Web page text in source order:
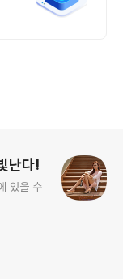
빛난다!
있을 수